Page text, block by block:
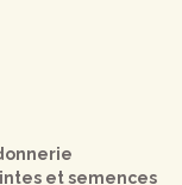
et semences